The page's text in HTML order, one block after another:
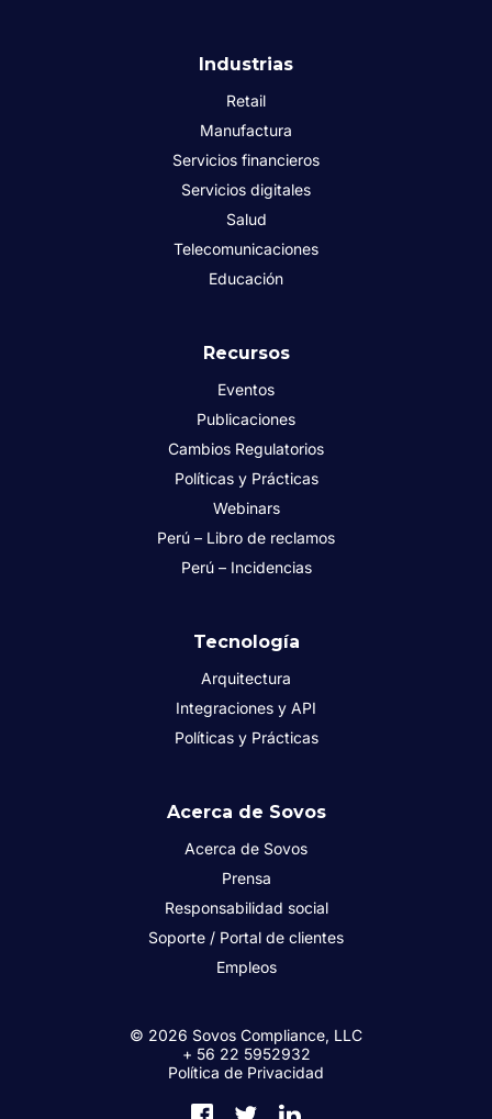
Industrias
Retail
Manufactura
Servicios financieros
Servicios digitales
Salud
Telecomunicaciones
Educación
Recursos
Eventos
Publicaciones
Cambios Regulatorios
Políticas y Prácticas
Webinars
Perú – Libro de reclamos
Perú – Incidencias
Tecnología
Arquitectura
Integraciones y API
Políticas y Prácticas
Acerca de Sovos
Acerca de Sovos
Prensa
Responsabilidad social
Soporte / Portal de clientes
Empleos
© 2026 Sovos Compliance, LLC
+ 56 22 5952932
Política de Privacidad